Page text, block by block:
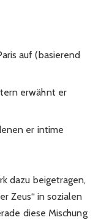
auf (basierend
erwähnt er
er intime
dazu beigetragen,
Zeus“ in sozialen
diese Mischung